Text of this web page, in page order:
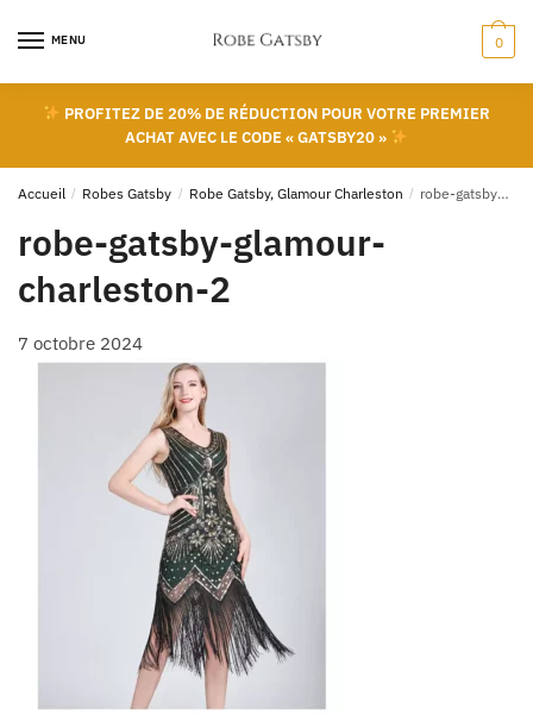
MENU 0
PROFITEZ DE 20% DE RÉDUCTION POUR VOTRE PREMIER
ACHAT AVEC LE CODE « GATSBY20 »
Accueil / Robes Gatsby / Robe Gatsby, Glamour Charleston / robe-gatsby-glamour-charleston-2
robe-gatsby-glamour-
charleston-2
7 octobre 2024